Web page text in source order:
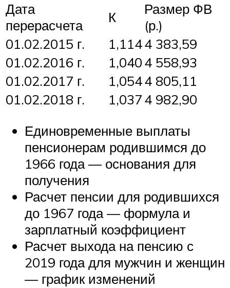
Дата
перерасчета
К
Размер ФВ
(р.)
01.02.2015 г.
1,1144 383,59
01.02.2016 г.
1,0404 558,93
01.02.2017 г.
1,0544 805,11
01.02.2018 г.
1,0374 982,90
Единовременные выплаты
пенсионерам родившимся до
1966 года — основания для
получения
Расчет пенсии для родившихся
до 1967 года — формула и
зарплатный коэффициент
Расчет выхода на пенсию с
2019 года для мужчин и женщин
— график изменений